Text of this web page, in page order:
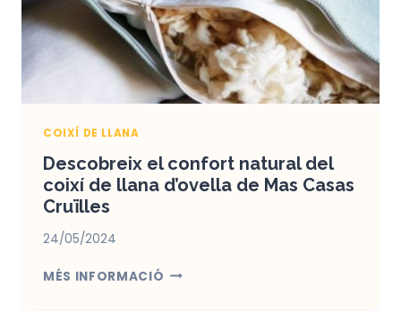
COIXÍ DE LLANA
Descobreix el confort natural del
coixí de llana d’ovella de Mas Casas
Cruïlles
24/05/2024
MÉS INFORMACIÓ DESCOBREIX